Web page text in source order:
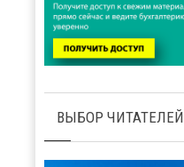
ВЫБОР ЧИТАТЕЛЕЙ